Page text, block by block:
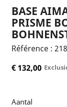
BASE
PRISME
Référence :
€ 132,00
Aantal